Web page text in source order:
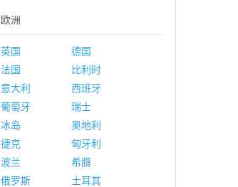
欧洲
英国
德国
法国
比利时
意大利
西班牙
葡萄牙
瑞士
冰岛
奥地利
捷克
匈牙利
波兰
希腊
俄罗斯
土耳其